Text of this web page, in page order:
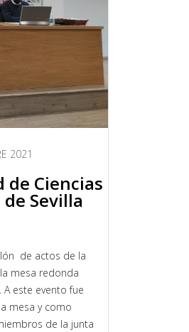
2021
de Ciencias
Sevilla
de actos de la
mesa redonda
este evento fue
mesa y como
de la junta